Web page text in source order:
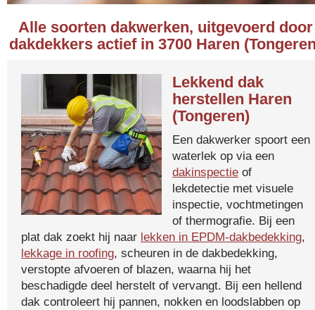
Alle soorten dakwerken, uitgevoerd door
dakdekkers actief in 3700 Haren
Lekkend dak
herstellen Haren
(Tongeren)
Een dakwerker spoort een
waterlek op via een
dakinspectie of
lekdetectie met visuele
inspectie, vochtmetingen
of thermografie. Bij een
plat dak zoekt hij naar lekken in EPDM-dakbedekking,
lekkage in roofing, scheuren in de dakbedekking,
verstopte afvoeren of blazen, waarna hij het
beschadigde deel herstelt of vervangt. Bij een hellend
dak controleert hij pannen, nokken en loodslabben op